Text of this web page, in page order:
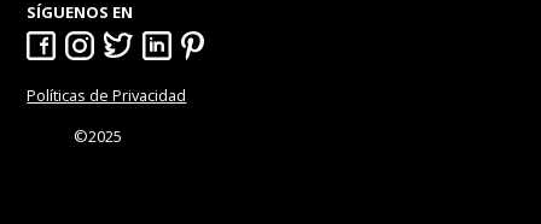
SÍGUENOS EN
Políticas de Privacidad
©2025